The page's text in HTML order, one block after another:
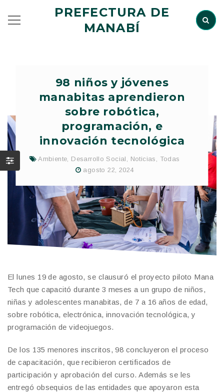
PREFECTURA DE
MANABÍ
98 niños y jóvenes
manabitas aprendieron
sobre robótica,
programación, e
innovación tecnológica
Ambiente Desarrollo Social Noticias
Todas
agosto 22, 2024
El lunes 19 de agosto, se clausuró el proyecto piloto Mana
Tech que capacitó durante 3 meses a un grupo de niños,
niñas y adolescentes manabitas, de 7 a 16 años de edad,
sobre robótica, electrónica, innovación tecnológica, y
programación de videojuegos.
De los 135 menores inscritos, 98 concluyeron el proceso
de capacitación, que recibieron certificados de
participación y aprobación del curso. Además se les
entregó obsequios de las entidades que apoyaron esta